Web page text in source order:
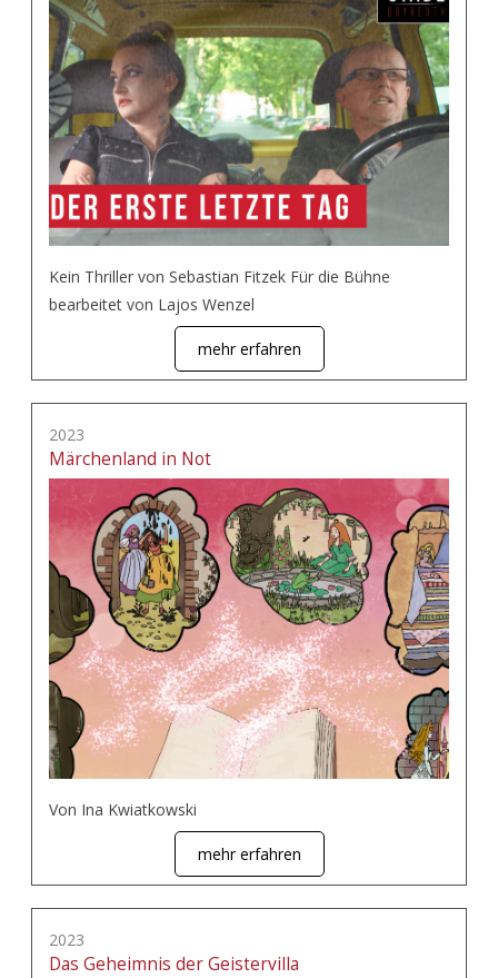
Kein Thriller von Sebastian Fitzek Für die Bühne
bearbeitet von Lajos Wenzel
mehr erfahren
2023
Märchenland in Not
Von Ina Kwiatkowski
mehr erfahren
2023
Das Geheimnis der Geistervilla